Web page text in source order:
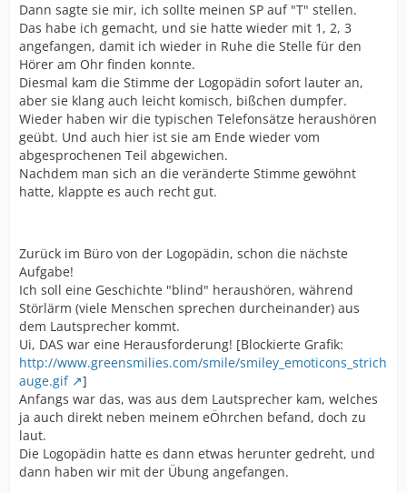
Dann sagte sie mir, ich sollte meinen SP auf "T" stellen.
Das habe ich gemacht, und sie hatte wieder mit 1, 2, 3
angefangen, damit ich wieder in Ruhe die Stelle für den
Hörer am Ohr finden konnte.
Diesmal kam die Stimme der Logopädin sofort lauter an,
aber sie klang auch leicht komisch, bißchen dumpfer.
Wieder haben wir die typischen Telefonsätze heraushören
geübt. Und auch hier ist sie am Ende wieder vom
abgesprochenen Teil abgewichen.
Nachdem man sich an die veränderte Stimme gewöhnt
hatte, klappte es auch recht gut.
Zurück im Büro von der Logopädin, schon die nächste
Aufgabe!
Ich soll eine Geschichte "blind" heraushören, während
Störlärm (viele Menschen sprechen durcheinander) aus
dem Lautsprecher kommt.
Ui, DAS war eine Herausforderung! [Blockierte Grafik:
http://www.greensmilies.com/smile/smiley_emoticons_strich
auge.gif
]
Anfangs war das, was aus dem Lautsprecher kam, welches
ja auch direkt neben meinem eÖhrchen befand, doch zu
laut.
Die Logopädin hatte es dann etwas herunter gedreht, und
dann haben wir mit der Übung angefangen.